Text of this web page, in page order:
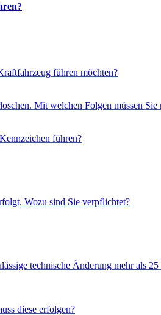
führen möchten?
Mit welchen Folgen müssen
führen?
Wozu sind Sie verpflichtet?
technische Änderung mehr als
diese erfolgen?